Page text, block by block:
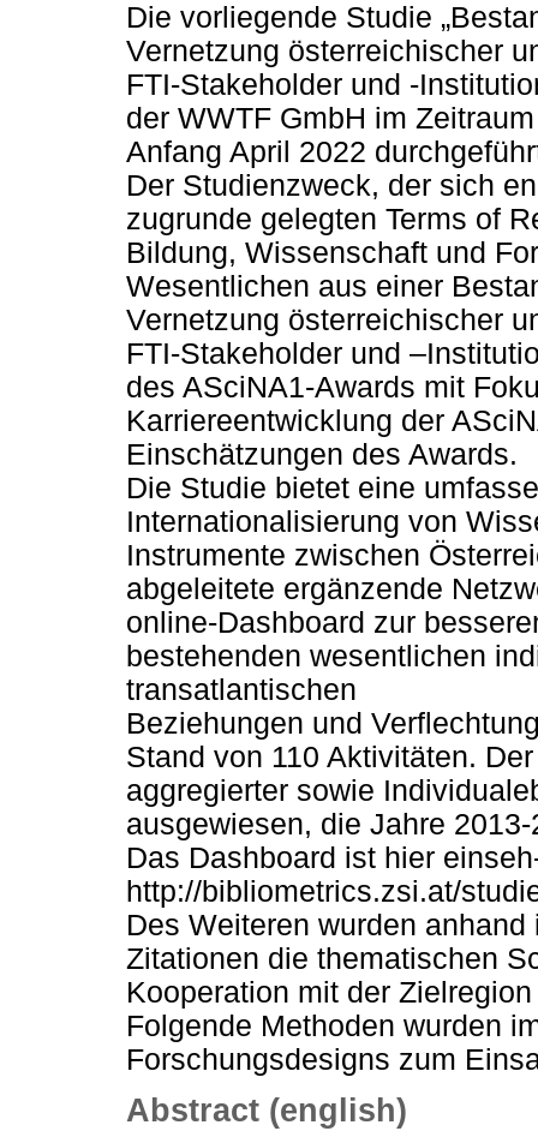
Die vorliegende Studie
Vernetzung österreichischer
FTI-Stakeholder und -
der WWTF GmbH im
Anfang April 2022
Der Studienzweck, der sich
zugrunde gelegten Terms of
Bildung, Wissenschaft und
Wesentlichen aus einer
Vernetzung österreichischer
FTI-Stakeholder und
des ASciNA1-Awards mit
Karriereentwicklung der
Einschätzungen des Awards.
Die Studie bietet eine
Internationalisierung von
Instrumente zwischen
abgeleitete ergänzende
online-Dashboard zur
bestehenden wesentlichen
transatlantischen
Beziehungen und
Stand von 110 Aktivitäten.
aggregierter sowie
ausgewiesen, die Jahre 2013-
Das Dashboard ist hier
http://bibliometrics.zsi.at/
Des Weiteren wurden
Zitationen die thematischen
Kooperation mit der
Folgende Methoden wurden
Forschungsdesigns zum
Abstract (english)